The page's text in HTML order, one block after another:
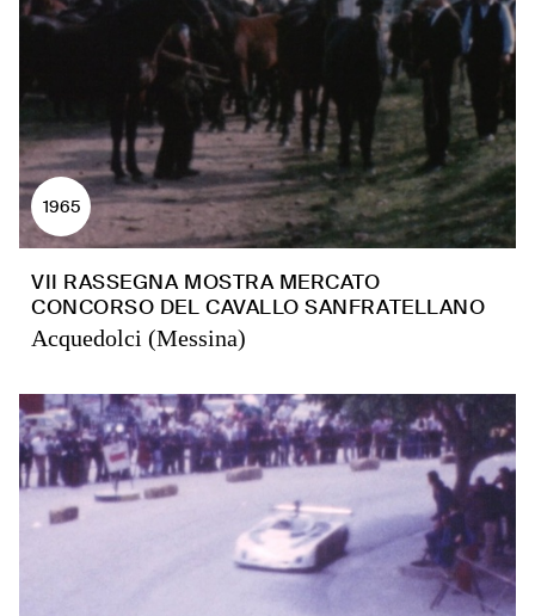
1965
VII RASSEGNA MOSTRA MERCATO
CONCORSO DEL CAVALLO SANFRATELLANO
Acquedolci (Messina)